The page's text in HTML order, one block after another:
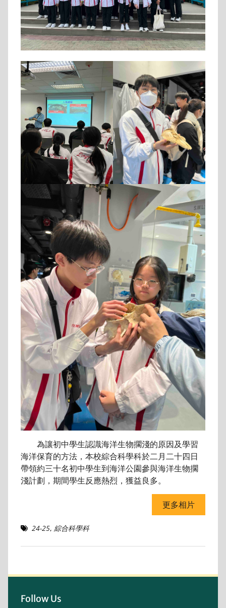
為讓初中學生認識海洋生物擱淺的原因及學習
海洋保育的方法，本校綜合科學科於二月二十四日
帶領約三十名初中學生到海洋公園參與海洋生物擱
淺計劃，期間學生反應熱烈，獲益良多。
更多相片
24-25, 綜合科學科
Follow Us